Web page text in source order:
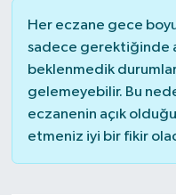
Her eczane gece
sadece gerektiğinde
beklenmedik
gelemeyebilir. Bu
eczanenin açık
etmeniz iyi bir fikir